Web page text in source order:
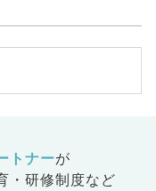
トナーが
・研修制度など